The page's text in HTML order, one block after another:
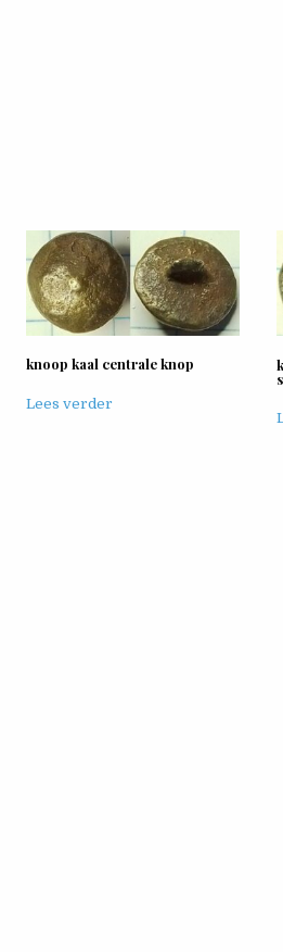
knoop kaal centrale knop
Lees verder